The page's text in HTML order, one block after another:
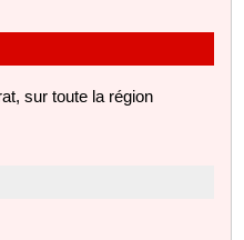
sur toute la région